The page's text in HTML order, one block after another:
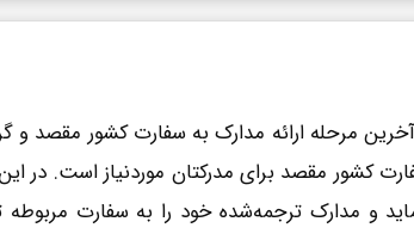
مرحله ارائه مدارک به سفارت کشور مقصد و
کشور مقصد برای مدرکتان موردنیاز است. در
و مدارک ترجمه‌شده خود را به سفارت